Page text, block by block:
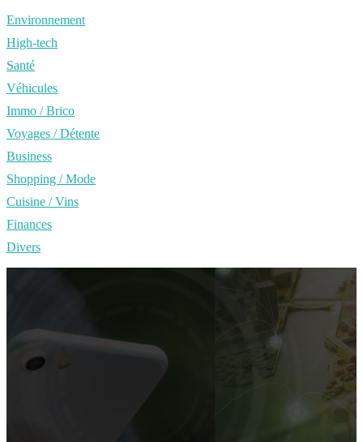
Environnement
High-tech
Santé
Véhicules
Immo / Brico
Voyages / Détente
Business
Shopping / Mode
Cuisine / Vins
Finances
Divers